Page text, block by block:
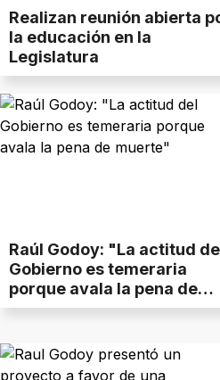
Realizan reunión abierta
la educación en la
Legislatura
Raúl Godoy: "La actitud
Gobierno es temeraria
porque avala la pena de
muerte"